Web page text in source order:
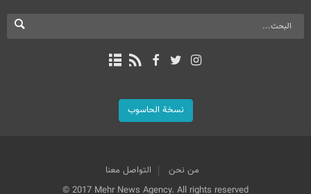
نسخة الحاسوب
من نحن
التواصل معنا
© 2017 Mehr News Agency. All rights reserved